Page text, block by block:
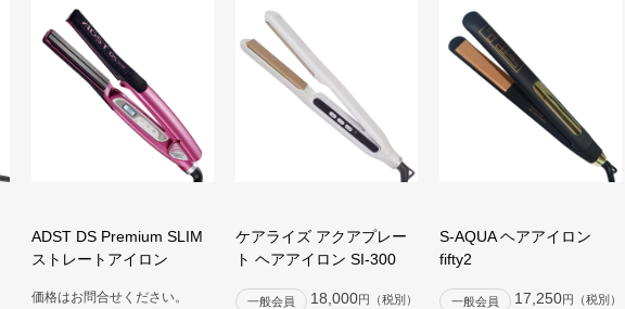
ADST DS Premium SLIM
ストレートアイロン
価格はお問合せください。
ケアライズ アクアプレー
ト ヘアアイロン SI-300
一般会員 18,000円（税別）
S-AQUA ヘアアイロン
fifty2
一般会員 17,250円（税別）